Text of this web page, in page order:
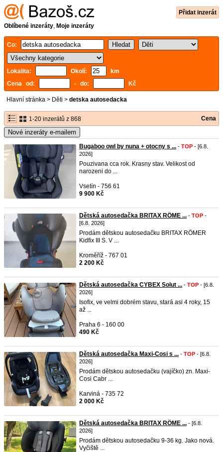
Přidat inzerát
Oblíbené inzeráty, Moje inzeráty
Co:
Lokalita: Okolí:
km
Cena od:
- do: Kč
Hlavní stránka > Děti > detska autosedacka
1-20 inzerátů z 868 Cena
Nové inzeráty e-mailem
Bugaboo owl by nuna + otocny s ... - TOP - [6.8.
2026]
Pouzivana cca rok. Krasny stav. Velikost od
narozeni do ...
Vsetín - 756 61
9 900 Kč
Dětská autosedačka BRITAX RÖME ... - TOP -
[6.8. 2026]
Prodám dětskou autosedačku BRITAX RÖMER
Kidfix III S. V ...
Kroměříž - 767 01
2 200 Kč
Dětská autosedačka CYBEX Solut ... - TOP - [6.8.
2026]
Isofix, ve velmi dobrém stavu, stará asi 4 roky, 15
až ...
Praha 6 - 160 00
490 Kč
Dětská autosedačka Maxi-Cosi s ... - TOP - [6.8.
2026]
Prodám dětskou autosedačku (vajíčko) zn. Maxi-
Cosi Cabr ...
Karviná - 735 72
2 000 Kč
Dětská autosedačka BRITAX RÖME ... - [6.8.
2026]
Prodám dětskou autosedačku 9-36 kg. Jako nová.
Vyčiště ...